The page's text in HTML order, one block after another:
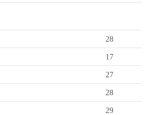
28
17
27
28
29